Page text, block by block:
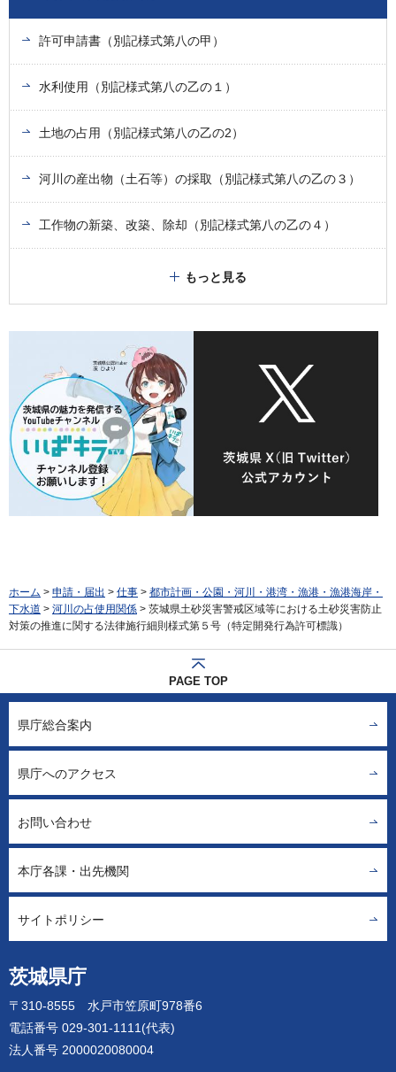
許可申請書（別記様式第八の甲）
水利使用（別記様式第八の乙の１）
土地の占用（別記様式第八の乙の2）
河川の産出物（土石等）の採取（別記様式第八の乙の３）
工作物の新築、改築、除却（別記様式第八の乙の４）
もっと見る
ホーム > 申請・届出 > 仕事 > 都市計画・公園・河川・港湾・漁港・漁港海岸・
下水道 > 河川の占使用関係 > 茨城県土砂災害警戒区域等における土砂災害防止
対策の推進に関する法律施行細則様式第５号（特定開発行為許可標識）
PAGE TOP
茨城県庁
〒310-8555 水戸市笠原町978番6
電話番号 029-301-1111(代表)
法人番号 2000020080004
県庁総合案内
県庁へのアクセス
お問い合わせ
本庁各課・出先機関
サイトポリシー